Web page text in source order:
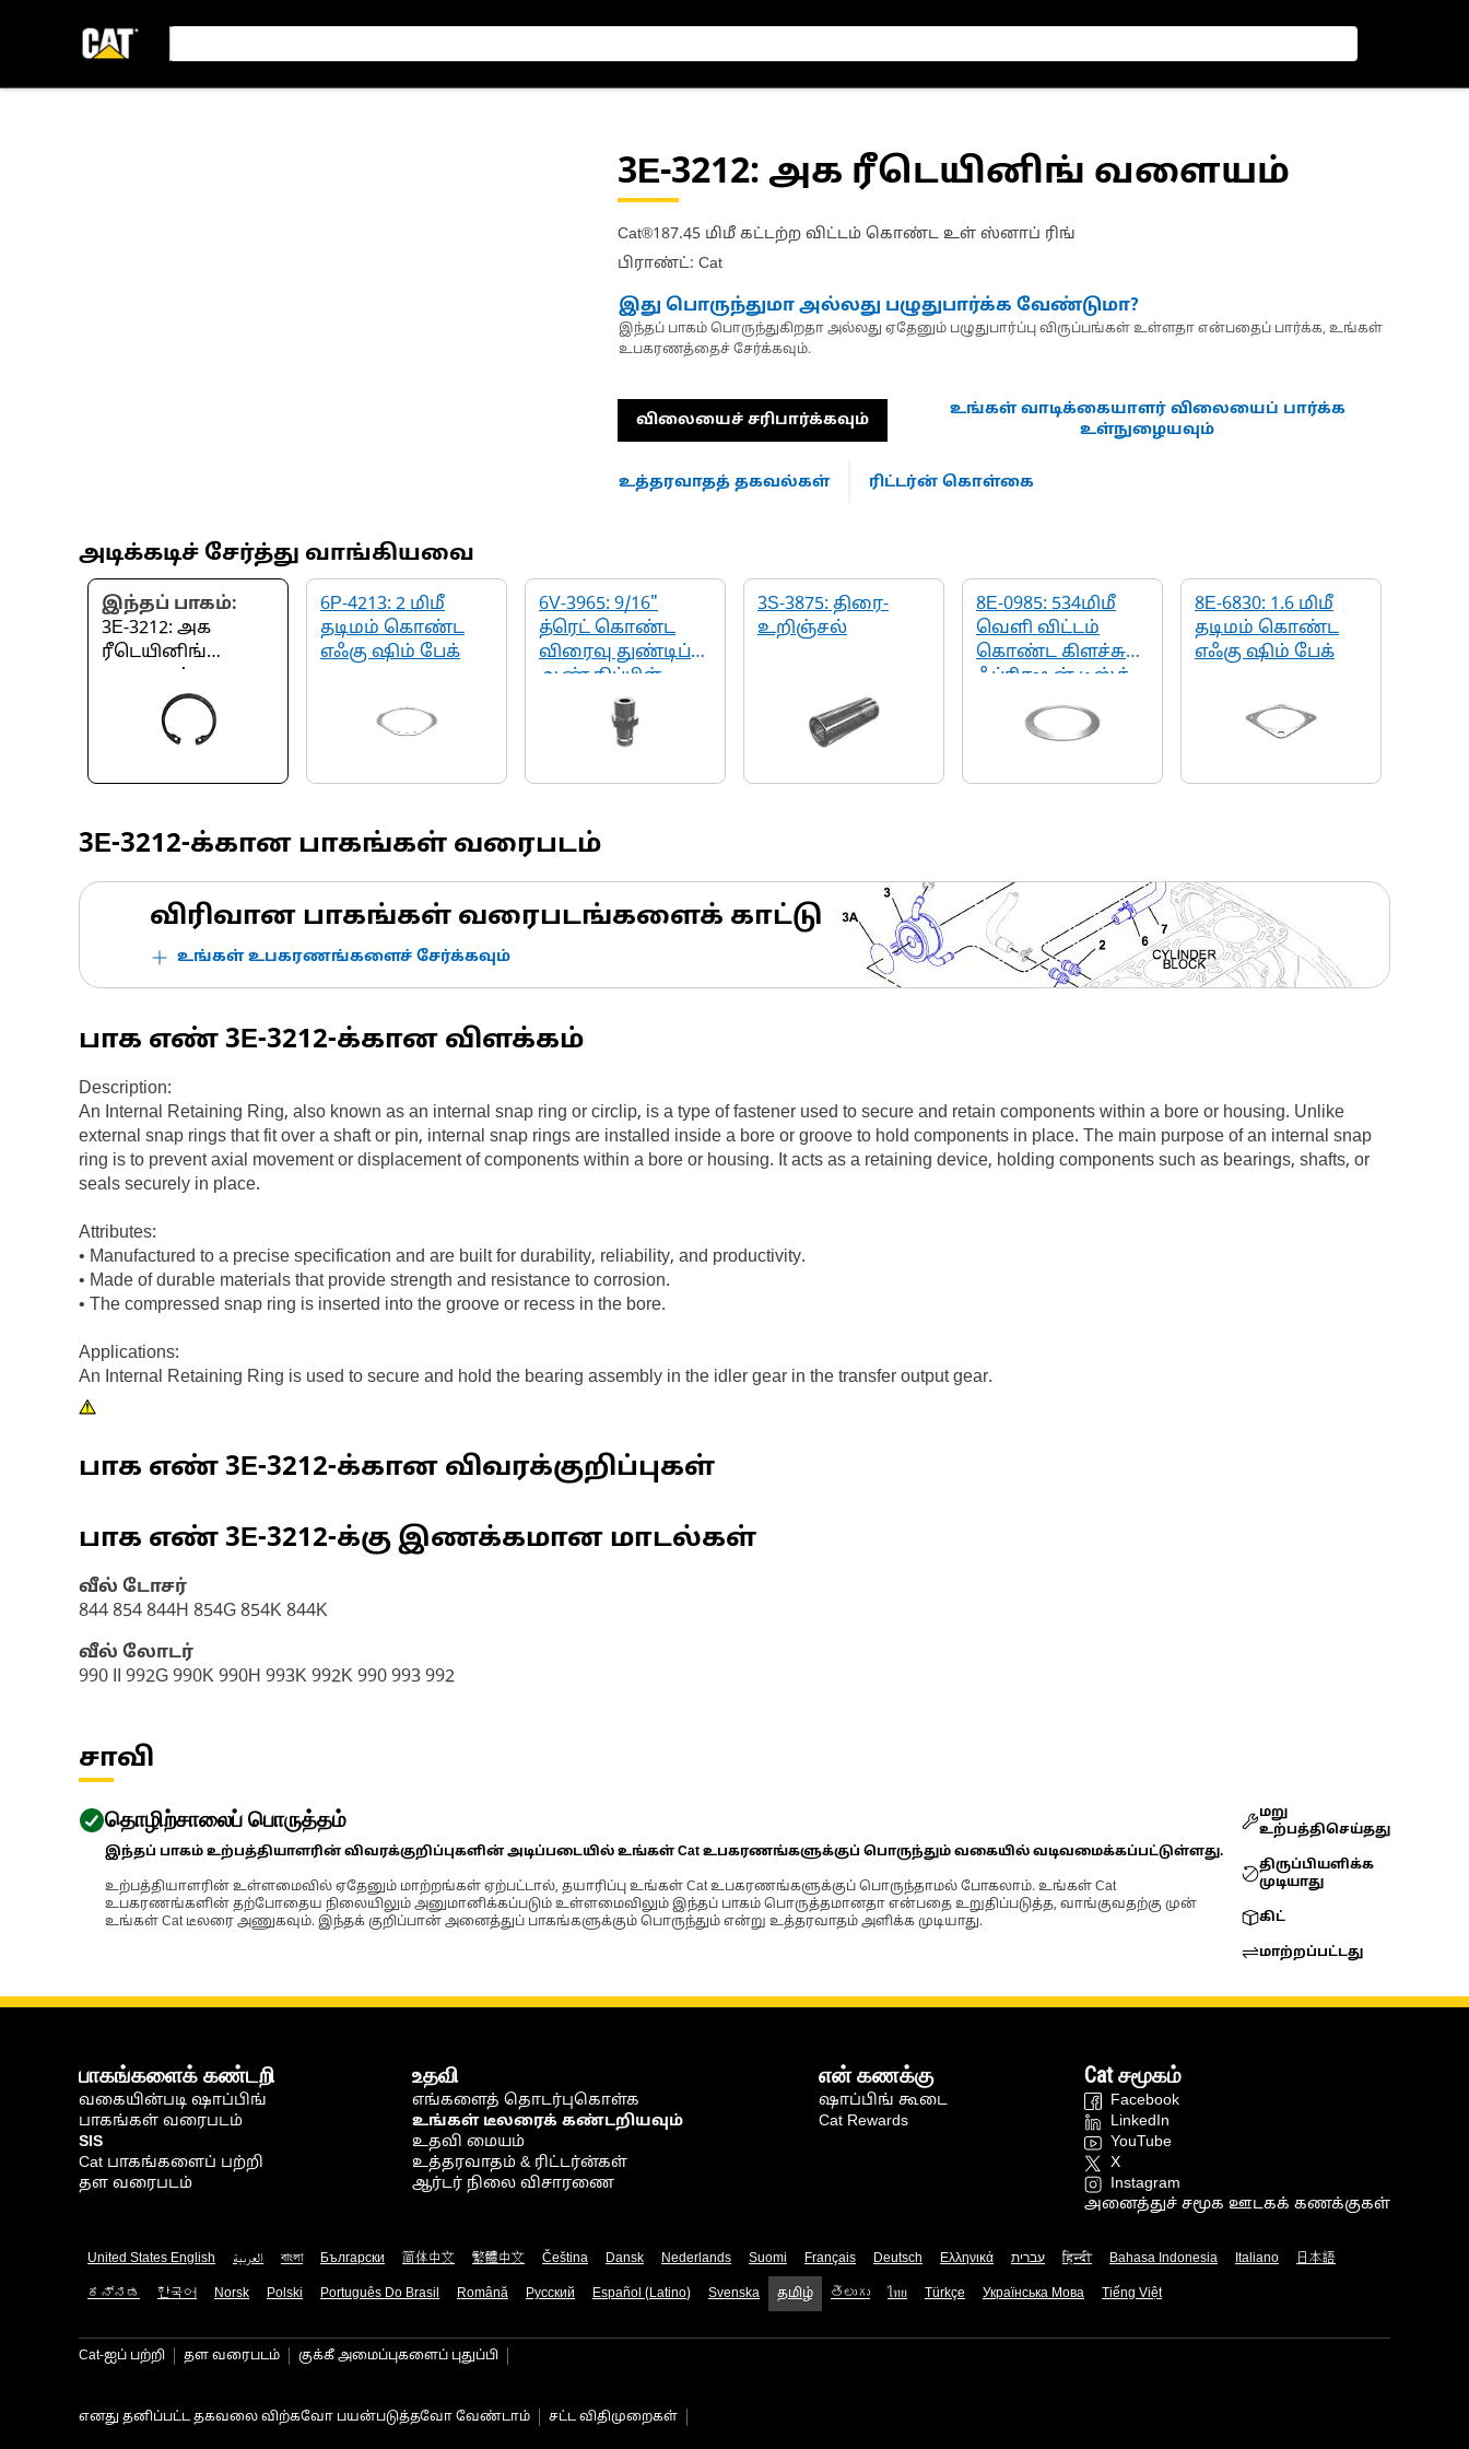
3E-3212: அக ரீடெயினிங் வளையம்
Cat®187.45 மிமீ கட்டற்ற விட்டம் கொண்ட உள் ஸ்னாப் ரிங்
பிராண்ட்: Cat
இது பொருந்துமா அல்லது பழுதுபார்க்க வேண்டுமா?
இந்தப் பாகம் பொருந்துகிறதா அல்லது ஏதேனும் பழுதுபார்ப்பு விருப்பங்கள் உள்ளதா என்பதைப் பார்க்க, உங்கள்
உபகரணத்தைச் சேர்க்கவும்.
விலையைச் சரிபார்க்கவும்
உங்கள் வாடிக்கையாளர் விலையைப் பார்க்க
உள்நுழையவும்
உத்தரவாதத் தகவல்கள் ரிட்டர்ன் கொள்கை
அடிக்கடிச் சேர்த்து வாங்கியவை
இந்தப் பாகம்:
3E-3212: அக
ரீடெயினிங்
6P-4213: 2 மிமீ
தடிமம் கொண்ட
எஃகு ஷிம் பேக்
6V-3965: 9/16"
த்ரெட் கொண்ட
விரைவு துண்டிப்பு
ஆண் நிப்பிள்
3S-3875: திரை-
உறிஞ்சல்
8E-0985: 534மிமீ
வெளி விட்டம்
கொண்ட கிளச்சு
ஃப்ரிக்ஷன் டிஸ்க்
8E-6830: 1.6 மிமீ
தடிமம் கொண்ட
எஃகு ஷிம் பேக்
3E-3212-க்கான பாகங்கள் வரைபடம்
விரிவான பாகங்கள் வரைபடங்களைக் காட்டு
உங்கள் உபகரணங்களைச் சேர்க்கவும்
பாக எண் 3E-3212-க்கான விளக்கம்
Description:
An Internal Retaining Ring, also known as an internal snap ring or circlip, is a type of fastener used to secure and retain components within a bore or housing. Unlike
external snap rings that fit over a shaft or pin, internal snap rings are installed inside a bore or groove to hold components in place. The main purpose of an internal snap
ring is to prevent axial movement or displacement of components within a bore or housing. It acts as a retaining device, holding components such as bearings, shafts, or
seals securely in place.
Attributes:
• Manufactured to a precise specification and are built for durability, reliability, and productivity.
• Made of durable materials that provide strength and resistance to corrosion.
• The compressed snap ring is inserted into the groove or recess in the bore.
Applications:
An Internal Retaining Ring is used to secure and hold the bearing assembly in the idler gear in the transfer output gear.
பாக எண் 3E-3212-க்கான விவரக்குறிப்புகள்
பாக எண் 3E-3212-க்கு இணக்கமான மாடல்கள்
வீல் டோசர்
844 854 844H 854G 854K 844K
வீல் லோடர்
990 II 992G 990K 990H 993K 992K 990 993 992
சாவி
தொழிற்சாலைப் பொருத்தம்
இந்தப் பாகம் உற்பத்தியாளரின் விவரக்குறிப்புகளின் அடிப்படையில் உங்கள் Cat உபகரணங்களுக்குப் பொருந்தும் வகையில் வடிவமைக்கப்பட்டுள்ளது.
உற்பத்தியாளரின் உள்ளமைவில் ஏதேனும் மாற்றங்கள் ஏற்பட்டால், தயாரிப்பு உங்கள் Cat உபகரணங்களுக்குப் பொருந்தாமல் போகலாம். உங்கள் Cat
உபகரணங்களின் தற்போதைய நிலையிலும் அனுமானிக்கப்படும் உள்ளமைவிலும் இந்தப் பாகம் பொருத்தமானதா என்பதை உறுதிப்படுத்த, வாங்குவதற்கு முன்
உங்கள் Cat டீலரை அணுகவும். இந்தக் குறிப்பான் அனைத்துப் பாகங்களுக்கும் பொருந்தும் என்று உத்தரவாதம் அளிக்க முடியாது.
மறு
உற்பத்திசெய்தது
திருப்பியளிக்க
முடியாது
கிட்
மாற்றப்பட்டது
பாகங்களைக் கண்டறி
வகையின்படி ஷாப்பிங்
பாகங்கள் வரைபடம்
SIS
Cat பாகங்களைப் பற்றி
தள வரைபடம்
உதவி
எங்களைத் தொடர்புகொள்க
உங்கள் டீலரைக் கண்டறியவும்
உதவி மையம்
உத்தரவாதம் & ரிட்டர்ன்கள்
ஆர்டர் நிலை விசாரணை
என் கணக்கு
ஷாப்பிங் கூடை
Cat Rewards
Cat சமூகம்
Facebook
LinkedIn
YouTube
X
Instagram
அனைத்துச் சமூக ஊடகக் கணக்குகள்
United States English العربية বাংলা Български 简体中文 繁體中文 Čeština Dansk Nederlands Suomi Français Deutsch Ελληνικά עברית हिन्दी Bahasa Indonesia Italiano 日本語
ಕನ್ನಡ 한국어 Norsk Polski Português Do Brasil Română Русский Español (Latino) Svenska தமிழ் తెలుగు ไทย Türkçe Українська Мова Tiếng Việt
Cat-ஐப் பற்றி தள வரைபடம் குக்கீ அமைப்புகளைப் புதுப்பி
எனது தனிப்பட்ட தகவலை விற்கவோ பயன்படுத்தவோ வேண்டாம் சட்ட விதிமுறைகள்